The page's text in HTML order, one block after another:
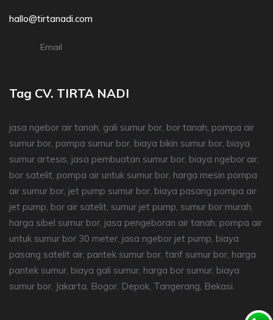
hallo@tirtanadi.com
Email
Tag CV. TIRTA NADI
jasa ngebor air tanah, gali sumur bor, bor tanah, pompa air
sumur bor, pompa sumur bor, biaya bikin sumur bor, biaya
sumur artesis, jasa pembuatan sumur bor, biaya ngebor air,
bor satelit, pompa air untuk sumur bor, harga mesin pompa
air sumur bor, jet pump sumur bor, biaya pasang pompa air
jet pump, bor air satelit, sumur jet pump, sumur bor murah,
harga sibel sumur bor, jasa pengeboran air tanah, pompa air
untuk sumur bor 30 meter, jasa ngebor jet pump, biaya
pasang satelit air, pantek sumur bor, tarif sumur bor, harga
pantek sumur, biaya gali sumur, harga bor sumur, biaya
sumur bor, Jakarta, Bogor, Depok, Tangerang, Bekasi.